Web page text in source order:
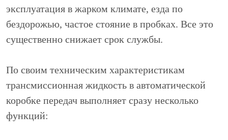
эксплуатация в жарком климате, езда по
бездорожью, частое стояние в пробках. Все это
существенно снижает срок службы.
По своим техническим характеристикам
трансмиссионная жидкость в автоматической
коробке передач выполняет сразу несколько
функций: